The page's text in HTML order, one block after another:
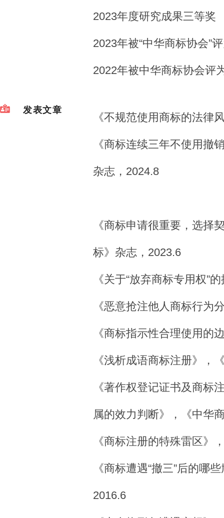
2023年度研究成果三等奖
2023年被“中华商标协会”
2022年被中华商标协会评
发表文章
《不规范使用商标的法律
《商标连续三年不使用撤
杂志，2024.8
《商标申请很重要，选择
标》杂志，2023.6
《关于“放弃商标专用权”
《恶意抢注他人商标行为
《商标指示性合理使用的
《浅析成语商标注册》，
《著作权登记证书及商标
属的效力判断》，《中华
《商标注册的特殊雷区》
《商标遭遇“撤三”后的哪
2016.6